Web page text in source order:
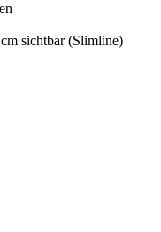
sichtbar (Slimline)